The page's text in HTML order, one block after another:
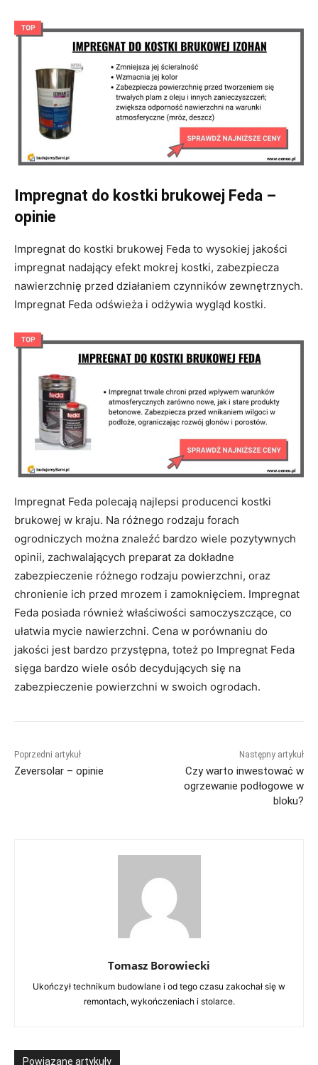
Impregnat do kostki brukowej Feda –
opinie
Impregnat do kostki brukowej Feda to wysokiej jakości
impregnat nadający efekt mokrej kostki, zabezpiecza
nawierzchnię przed działaniem czynników zewnętrznych.
Impregnat Feda odświeża i odżywia wygląd kostki.
Impregnat Feda polecają najlepsi producenci kostki
brukowej w kraju. Na różnego rodzaju forach
ogrodniczych można znaleźć bardzo wiele pozytywnych
opinii, zachwalających preparat za dokładne
zabezpieczenie różnego rodzaju powierzchni, oraz
chronienie ich przed mrozem i zamoknięciem. Impregnat
Feda posiada również właściwości samoczyszczące, co
ułatwia mycie nawierzchni. Cena w porównaniu do
jakości jest bardzo przystępna, toteż po Impregnat Feda
sięga bardzo wiele osób decydujących się na
zabezpieczenie powierzchni w swoich ogrodach.
Poprzedni artykuł
Zeversolar – opinie
Następny artykuł
Czy warto inwestować w
ogrzewanie podłogowe w
bloku?
Tomasz Borowiecki
Ukończył technikum budowlane i od tego czasu zakochał się w
remontach, wykończeniach i stolarce.
Powiązane artykuły